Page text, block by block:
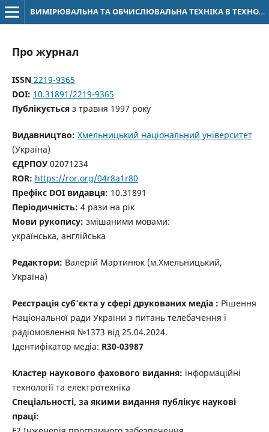
ВИМІРЮВАЛЬНА ТА ОБЧИСЛЮВАЛЬНА ТЕХНІКА В ТЕХНОЛОГІЧНИХ ПРОЦЕСАХ
Про журнал
ISSN2219-9365
DOI: 10.31891/2219-9365
Публікується з травня 1997 року
Видавництво: Хмельницький національний університет
(Україна)
ЄДРПОУ02071234
ROR: https://ror.org/04r8a1r80
Префікс DOI видавця: 10.31891
Періодичність: 4 рази на рік
Мови рукопису: змішаними мовами:
українська, англійська
Редактори: Валерій Мартинюк(м.Хмельницький,
Україна)
Реєстрація суб’єкта у сфері друкованих медіа : Рішення
Національної ради України з питань телебачення і
радіомовлення №1373 від 25.04.2024.
Ідентифікатор медіа: R30-03987
Кластер наукового фахового видання: інформаційні
технології та електротехніка
Спеціальності, за якими видання публікує наукові
праці: